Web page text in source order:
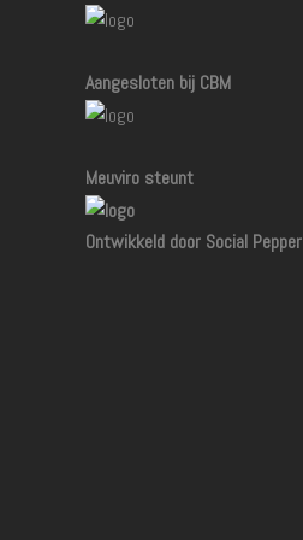
Aangesloten bij CBM
Meuviro steunt
Ontwikkeld door Social Pepper